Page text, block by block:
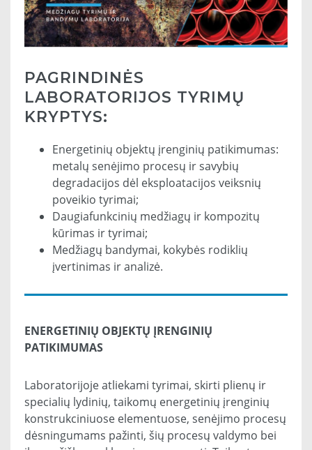
PAGRINDINĖS
LABORATORIJOS TYRIMŲ
KRYPTYS:
Energetinių objektų įrenginių patikimumas:
metalų senėjimo procesų ir savybių
degradacijos dėl eksploatacijos veiksnių
poveikio tyrimai;
Daugiafunkcinių medžiagų ir kompozitų
kūrimas ir tyrimai;
Medžiagų bandymai, kokybės rodiklių
įvertinimas ir analizė.
ENERGETINIŲ OBJEKTŲ ĮRENGINIŲ
PATIKIMUMAS
Laboratorijoje atliekami tyrimai, skirti plienų ir
specialių lydinių, taikomų energetinių įrenginių
konstrukciniuose elementuose, senėjimo procesų
dėsningumams pažinti, šių procesų valdymo bei